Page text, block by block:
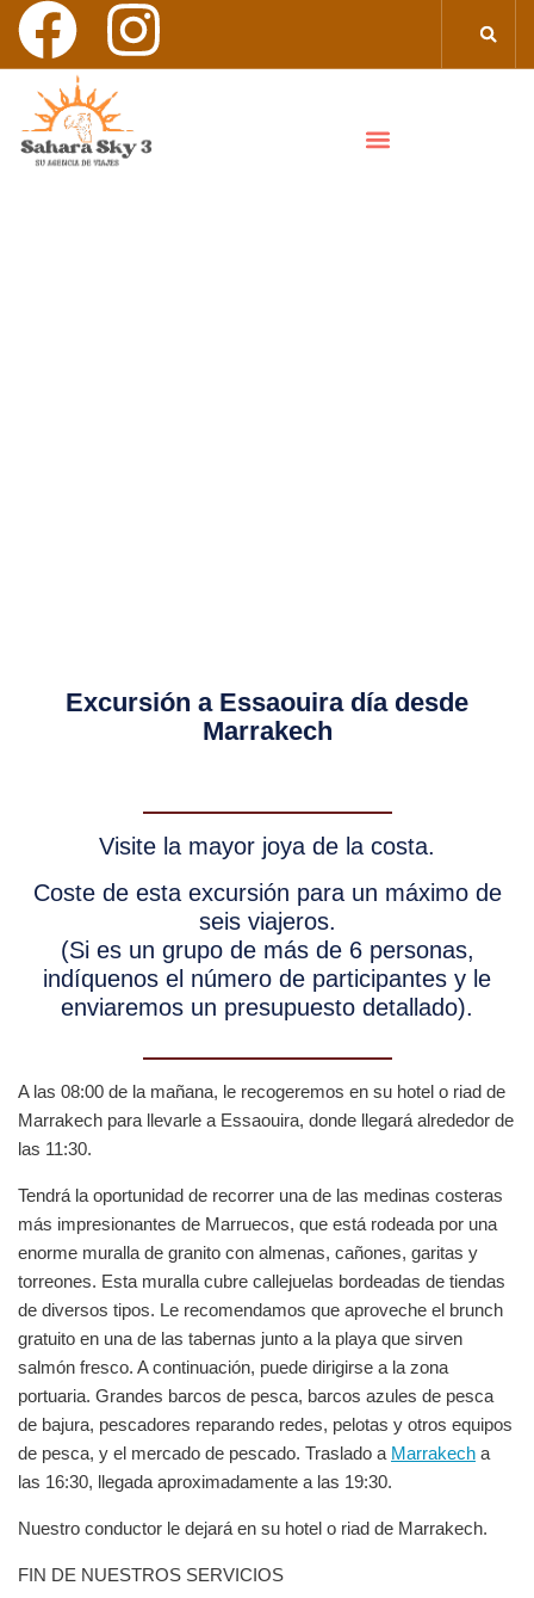
Excursión a Essaouira día desde
Marrakech
Visite la mayor joya de la costa.
Coste de esta excursión para un máximo de
seis viajeros.
(Si es un grupo de más de 6 personas,
indíquenos el número de participantes y le
enviaremos un presupuesto detallado).
A las 08:00 de la mañana, le recogeremos en su hotel o riad de
Marrakech para llevarle a Essaouira, donde llegará alrededor de
las 11:30.
Tendrá la oportunidad de recorrer una de las medinas costeras
más impresionantes de Marruecos, que está rodeada por una
enorme muralla de granito con almenas, cañones, garitas y
torreones. Esta muralla cubre callejuelas bordeadas de tiendas
de diversos tipos. Le recomendamos que aproveche el brunch
gratuito en una de las tabernas junto a la playa que sirven
salmón fresco. A continuación, puede dirigirse a la zona
portuaria. Grandes barcos de pesca, barcos azules de pesca
de bajura, pescadores reparando redes, pelotas y otros equipos
de pesca, y el mercado de pescado. Traslado a Marrakech a
las 16:30, llegada aproximadamente a las 19:30.
Nuestro conductor le dejará en su hotel o riad de Marrakech.
FIN DE NUESTROS SERVICIOS